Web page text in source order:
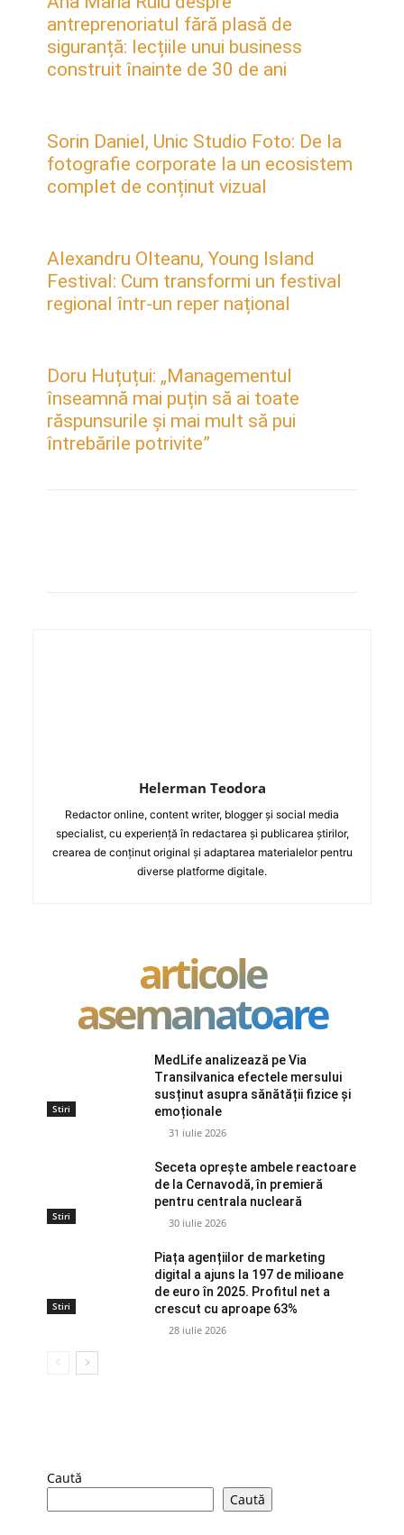
antreprenoriatul fără plasă de
siguranță: lecțiile unui business
construit înainte de 30 de ani
Sorin Daniel, Unic Studio Foto: De la
fotografie corporate la un ecosistem
complet de conținut vizual
Alexandru Olteanu, Young Island
Festival: Cum transformi un festival
regional într-un reper național
Doru Huțuțui: „Managementul
înseamnă mai puțin să ai toate
răspunsurile și mai mult să pui
întrebările potrivite”
Helerman Teodora
Redactor online, content writer, blogger și social media
specialist, cu experiență în redactarea și publicarea știrilor,
crearea de conținut original și adaptarea materialelor pentru
diverse platforme digitale.
articole
asemanatoare
Stiri
MedLife analizează pe Via
Transilvanica efectele mersului
susținut asupra sănătății fizice și
emoționale
31 iulie 2026
Stiri
Seceta oprește ambele reactoare
de la Cernavodă, în premieră
pentru centrala nucleară
30 iulie 2026
Stiri
Piața agențiilor de marketing
digital a ajuns la 197 de milioane
de euro în 2025. Profitul net a
crescut cu aproape 63%
28 iulie 2026
Caută
Caută